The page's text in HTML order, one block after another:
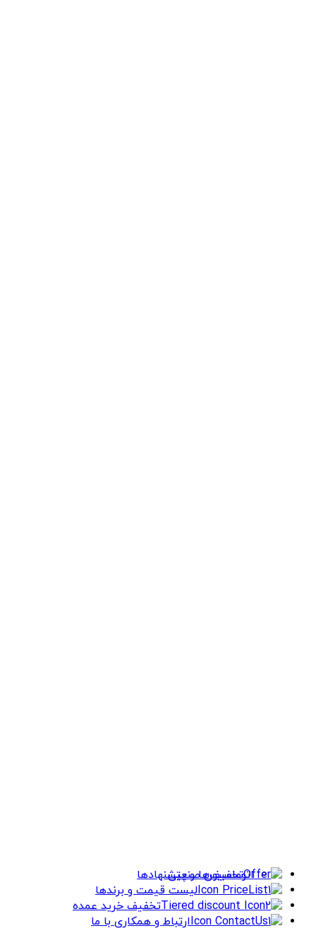
اتوماسیون صنعتی
تخفیف‌ها و پیشنهادها
لیست قیمت و برندها
تخفیف خرید عمده
ارتباط و همکاری با ما